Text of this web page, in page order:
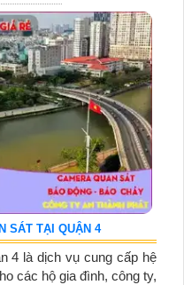
SÁT TẠI QUẬN 4
4 là dịch vụ cung cấp hệ
các hộ gia đình, công ty,